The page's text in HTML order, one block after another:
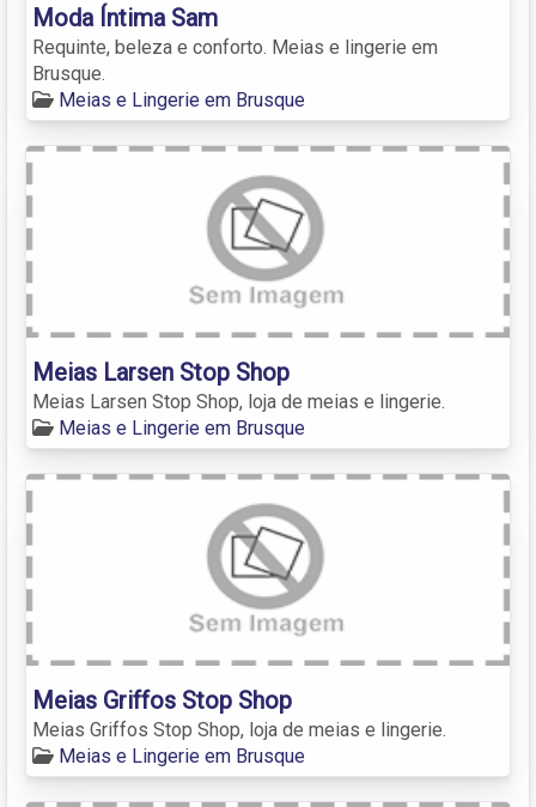
Moda Íntima Sam
Requinte, beleza e conforto. Meias e lingerie em
Brusque.
Meias e Lingerie em Brusque
Meias Larsen Stop Shop
Meias Larsen Stop Shop, loja de meias e lingerie.
Meias e Lingerie em Brusque
Meias Griffos Stop Shop
Meias Griffos Stop Shop, loja de meias e lingerie.
Meias e Lingerie em Brusque